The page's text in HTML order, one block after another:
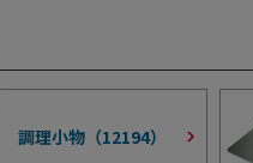
調理小物（12194）